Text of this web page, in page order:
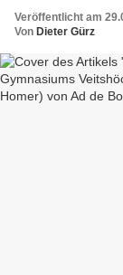
Bont
Veröffentlicht am
Von Dieter Gürz